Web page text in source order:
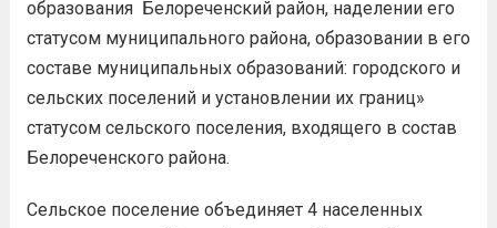
образования Белореченский район, наделении его
статусом муниципального района, образовании в его
составе муниципальных образований: городского и
сельских поселений и установлении их границ»
статусом сельского поселения, входящего в состав
Белореченского района.
Сельское поселение объединяет 4 населенных